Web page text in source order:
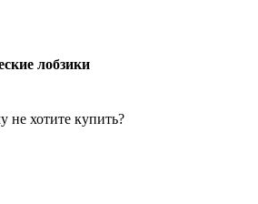
лобзики
не хотите купить?